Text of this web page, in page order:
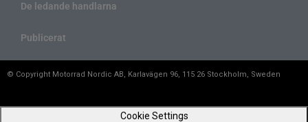
De ledande handlarna
Publicerat
© Copyright Motorrad Nordic AB, Karlavägen 96, 115 26 Stockholm, Sweden
Cookie Settings